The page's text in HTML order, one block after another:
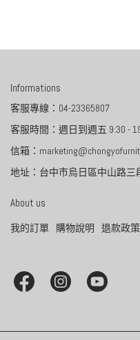
Informations
客服專線：04-23365807
客服時間：週日到週五 9:30 -
信箱：
地址：台中市烏日區中山路三
About us
我的訂單 購物說明 退款政策